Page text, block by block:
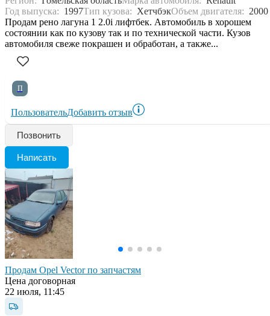
Год выпуска: 1997Тип кузова: ХетчбэкОбъем двигателя: 2000
Продам рено лагуна 1 2.0i лифтбек. Автомобиль в хорошем
состоянии как по кузову так и по технической части. Кузов
автомобиля свеже покрашен и обработан, а также...
П
ПользовательДобавить отзыв
Позвонить
Написать
Продам Opel Vector по запчастям
Цена договорная
22 июля, 11:45